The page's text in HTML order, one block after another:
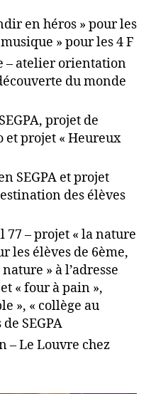
en héros » pour les
» pour les 4 F
– atelier orientation
du monde
projet de
et projet « Heureux
SEGPA et projet
des élèves
– projet « la nature
les élèves de 6ème,
» à l’adresse
« four à pain »,
», « collège au
SEGPA
Le Louvre chez